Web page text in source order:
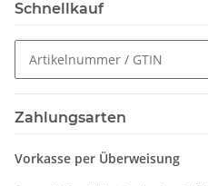
Schnellkauf
Zahlungsarten
Vorkasse per Überweisung